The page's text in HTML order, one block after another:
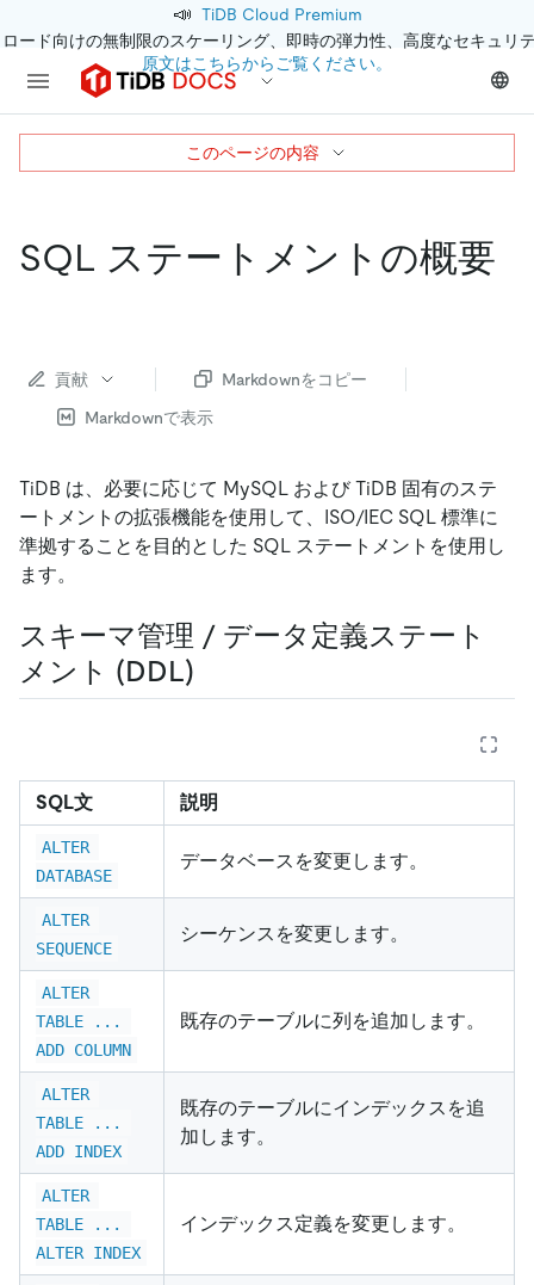
📣 TiDB Cloud Premium
ード向けの無制限のスケーリング、即時の弾力性、高度なセキュリ
原文はこちらからご覧ください。
SQL ステートメントの概要
貢献
Markdownをコピー
Markdownで表示
TiDB は、必要に応じて MySQL および TiDB 固有のステ
ートメントの拡張機能を使用して、ISO/IEC SQL 標準に
準拠することを目的とした SQL ステートメントを使用し
ます。
スキーマ管理 / データ定義ステート
メント (DDL)
SQL文 説明
ALTER
DATABASE
データベースを変更します。
ALTER
SEQUENCE
シーケンスを変更します。
ALTER
TABLE ...
ADD COLUMN
既存のテーブルに列を追加します。
ALTER
TABLE ...
ADD INDEX
既存のテーブルにインデックスを追
加します。
ALTER
TABLE ...
ALTER INDEX
インデックス定義を変更します。
このページの内容